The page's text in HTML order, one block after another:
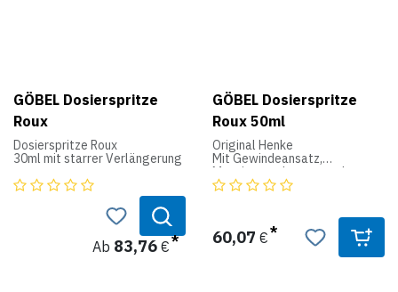
GÖBEL Dosierspritze
Roux
Dosierspritze Roux
30ml mit starrer Verlängerung
Ab 83,76€
GÖBEL Dosierspritze
Roux 50ml
Original Henke
Mit Gewindeansatz,
Messingverchromte und
polierte Ausführung,
Dosierung erfolgt mittels
einer
60,07 €